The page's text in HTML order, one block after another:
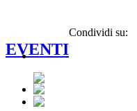
EVENTI
Condividi su: